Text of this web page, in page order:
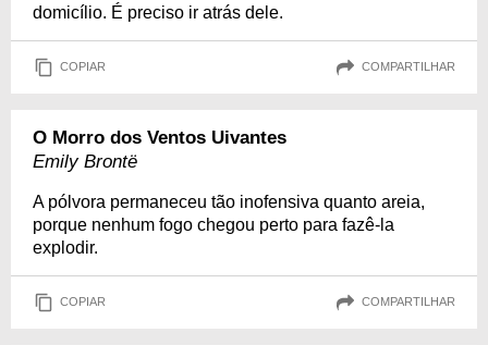
domicílio. É preciso ir atrás dele.
COPIAR COMPARTILHAR
O Morro dos Ventos Uivantes
Emily Brontë
A pólvora permaneceu tão inofensiva quanto areia,
porque nenhum fogo chegou perto para fazê-la
explodir.
COPIAR COMPARTILHAR